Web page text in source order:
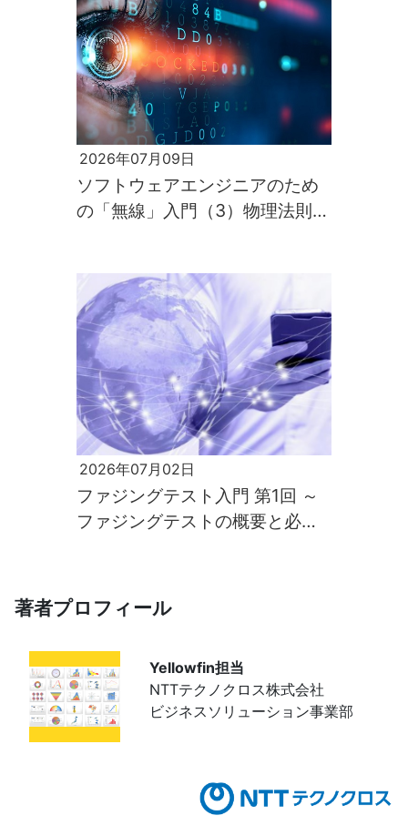
2026年07月09日
ソフトウェアエンジニアのため
の「無線」入門（3）物理法則が
2026年07月02日
ファジングテスト入門 第1回 ～
ファジングテストの概要と必要
著者プロフィール
Yellowfin担当
NTTテクノクロス株式会社
ビジネスソリューション事業部